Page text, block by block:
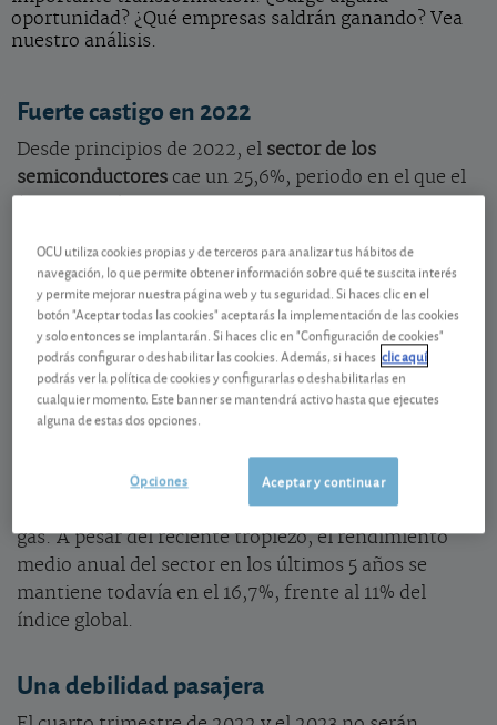
oportunidad? ¿Qué empresas saldrán ganando? Vea
nuestro análisis.
Fuerte castigo en 2022
Desde principios de 2022, el sector de los
semiconductores cae un 25,6%, periodo en el que el
entre otros, en la renovada tensión entre China y
EE.UU., y en la recogida de beneficios tras las fuertes
revalorizaciones de años precedentes. Además, los
valores de semiconductores también se han visto
afectados por la subida de tipos de interés, que ha
penalizado mucho a los valores de crecimiento, y a
una ralentización de la demanda tras el tirón que
supuso la vuelta a la normalidad tras la pandemia y
el boom de la minería de criptomonedas, gran
consumidor de chips gráficos, que hoy está a medio
gas. A pesar del reciente tropiezo, el rendimiento
medio anual del sector en los últimos 5 años se
mantiene todavía en el 16,7%, frente al 11% del
índice global.
Una debilidad pasajera
OCU utiliza cookies propias y de terceros para analizar tus hábitos de
navegación, lo que permite obtener información sobre qué te suscita interés
y permite mejorar nuestra página web y tu seguridad. Si haces clic en el
botón "Aceptar todas las cookies" aceptarás la implementación de las cookies
y solo entonces se implantarán. Si haces clic en "Configuración de cookies"
podrás configurar o deshabilitar las cookies. Además, si haces clic aquí
podrás ver la política de cookies y configurarlas o deshabilitarlas en
cualquier momento. Este banner se mantendrá activo hasta que ejecutes
alguna de estas dos opciones.
Aceptar y continuar
Opciones